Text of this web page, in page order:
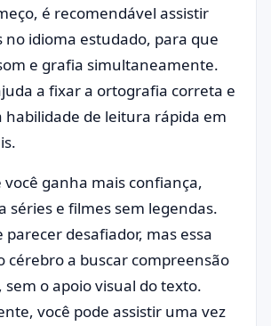
é recomendável assistir
no idioma estudado, para que
e grafia simultaneamente.
a fixar a ortografia correta e
habilidade de leitura rápida em
você ganha mais confiança,
séries e filmes sem legendas.
parecer desafiador, mas essa
cérebro a buscar compreensão
o apoio visual do texto.
você pode assistir uma vez